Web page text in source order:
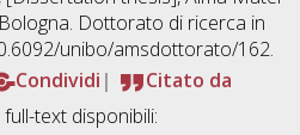
Dottorato di ricerca in
unibo/amsdottorato/162.
Condividi
Citato da
text disponibili: